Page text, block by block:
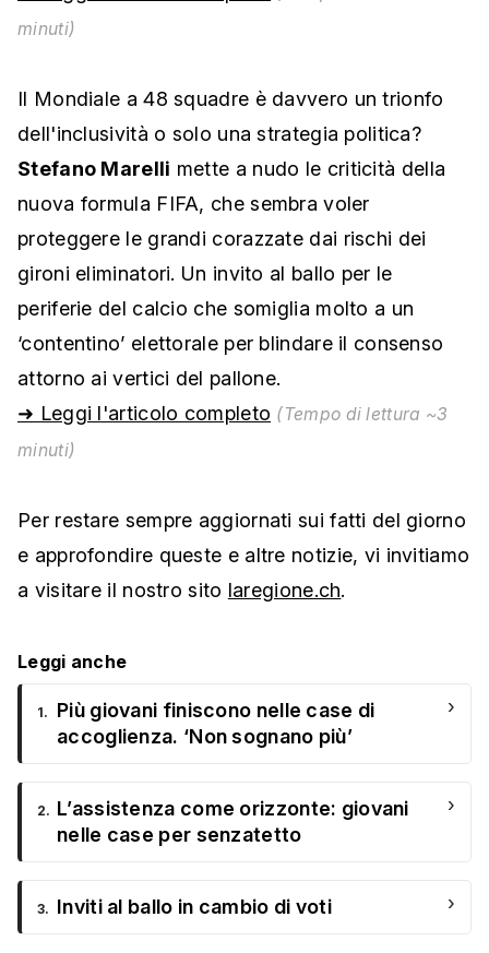
minuti)
Il Mondiale a 48 squadre è davvero un trionfo
dell'inclusività o solo una strategia politica?
Stefano Marelli mette a nudo le criticità della
nuova formula FIFA, che sembra voler
proteggere le grandi corazzate dai rischi dei
gironi eliminatori. Un invito al ballo per le
periferie del calcio che somiglia molto a un
‘contentino’ elettorale per blindare il consenso
attorno ai vertici del pallone.
➜ Leggi l'articolo completo (Tempo di lettura ~3
minuti)
Per restare sempre aggiornati sui fatti del giorno
e approfondire queste e altre notizie, vi invitiamo
a visitare il nostro sito laregione.ch.
Leggi anche
1.
Più giovani finiscono nelle case di
accoglienza. ‘Non sognano più’
›
2. L’assistenza come orizzonte: giovani
nelle case per senzatetto
›
3. Inviti al ballo in cambio di voti ›